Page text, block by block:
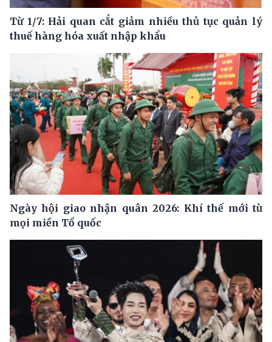
Từ 1/7: Hải quan cắt giảm nhiều thủ tục quản lý
thuế hàng hóa xuất nhập khẩu
Ngày hội giao nhận quân 2026: Khí thế mới từ
mọi miền Tổ quốc